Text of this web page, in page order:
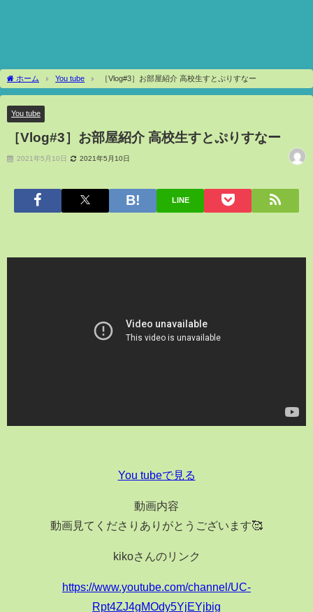
ホーム You tube ［Vlog#3］お部屋紹介 高校生すとぷりすなー
You tube
［Vlog#3］お部屋紹介 高校生すとぷりすなー
2021年5月10日 2021年5月10日
LINE
You tubeで見る
動画内容
動画見てくださりありがとうございます🥰
kikoさんのリンク
https://www.youtube.com/channel/UC-
Rpt4ZJ4gMOdy5YjEYjbig